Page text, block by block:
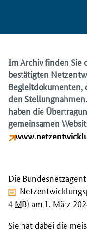
Im Archiv finden Sie
bestätigten
Begleitdokumenten,
den
haben die
gemeinsamen
Die
4 MB) am 1. März
Sie hat dabei die